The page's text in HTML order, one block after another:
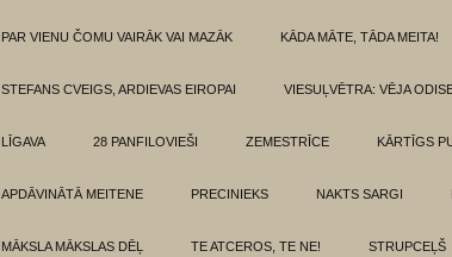
PAR VIENU ČOMU VAIRĀK VAI MAZĀK KĀDA MĀTE, TĀDA MEITA!
STEFANS CVEIGS, ARDIEVAS EIROPAI VIESUĻVĒTRA: VĒJA
LĪGAVA 28 PANFILOVIEŠI ZEMESTRĪCE KĀRTĪGS
APDĀVINĀTĀ MEITENE PRECINIEKS NAKTS SARGI
MĀKSLA MĀKSLAS DĒĻ TE ATCEROS, TE NE! STRUPCEĻŠ